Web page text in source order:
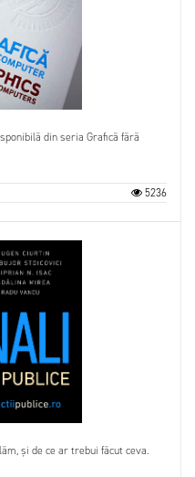
din seria Grafică fără
5236
și de ce ar trebui făcut ceva.